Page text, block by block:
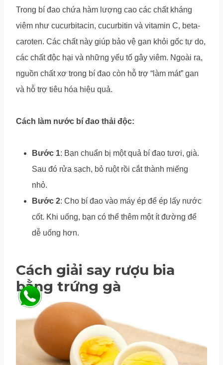
Trong bí đao chứa hàm lượng cao các chất kháng
viêm như cucurbitacin, cucurbitin và vitamin C, beta-
caroten. Các chất này giúp bảo vệ gan khỏi gốc tự do,
các chất độc hại và những yếu tố gây viêm. Ngoài ra,
nguồn chất xơ trong bí đao còn hỗ trợ “làm mát” gan
và hỗ trợ tiêu hóa hiệu quả.
Cách làm nước bí đao thải độc:
Bước 1: Bạn chuẩn bị một quả bí đao tươi, già.
Sau đó rửa sạch, bỏ ruột rồi cắt thành miếng
nhỏ.
Bước 2: Cho bí đao vào máy ép để ép lấy nước
cốt. Khi uống, bạn có thể thêm một ít đường để
dễ uống hơn.
Cách giải say rượu bia
bằng trứng gà